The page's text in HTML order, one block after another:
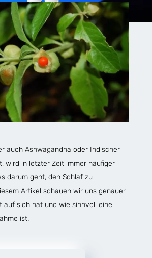
auch Ashwagandha oder Indischer
wird in letzter Zeit immer häufiger
darum geht, den Schlaf zu
Artikel schauen wir uns genauer
auf sich hat und wie sinnvoll eine
ist.